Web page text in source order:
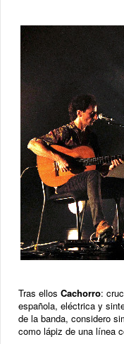
Tras ellos Cachorro:
española, eléctrica y
de la banda, considero
como lápiz de una línea